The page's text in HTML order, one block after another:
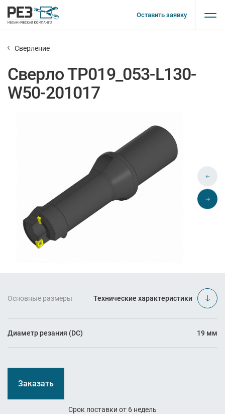
Оставить заявку
Основные размеры Технические характеристики
Диаметр резания (DC) 19 мм
Заказать
Срок поставки от 6 недель
Сверление
Сверло TP019_053-L130-
W50-201017